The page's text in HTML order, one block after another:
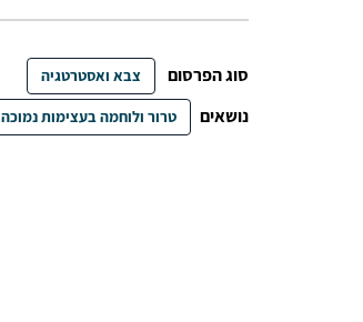
סוג הפרסום צבא ואסטרטגיה
נושאים טרור ולוחמה בעצימות נמוכה